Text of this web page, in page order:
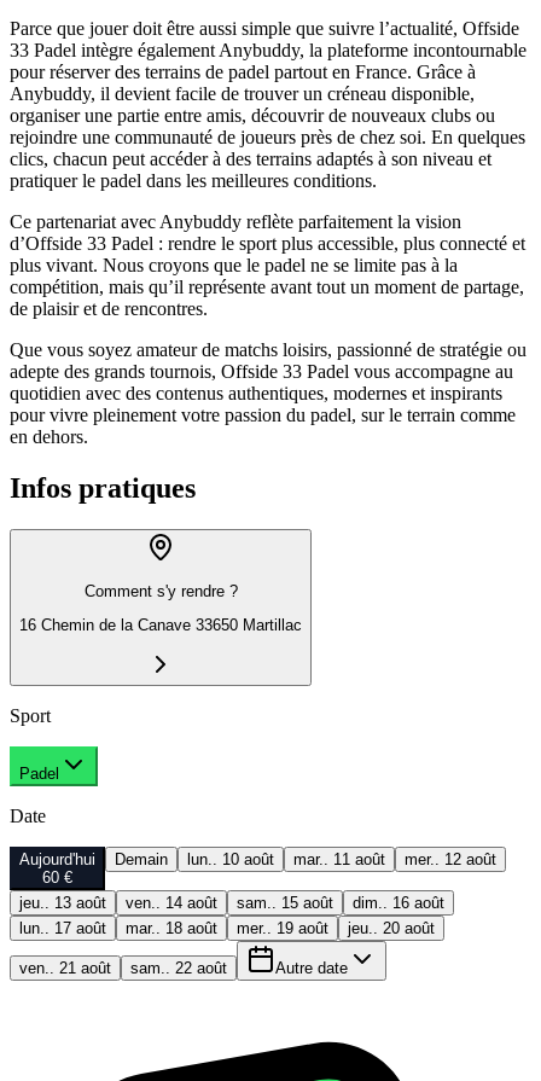
Parce que jouer doit être aussi simple que suivre l’actualité, Offside
33 Padel intègre également Anybuddy, la plateforme incontournable
pour réserver des terrains de padel partout en France. Grâce à
Anybuddy, il devient facile de trouver un créneau disponible,
organiser une partie entre amis, découvrir de nouveaux clubs ou
rejoindre une communauté de joueurs près de chez soi. En quelques
clics, chacun peut accéder à des terrains adaptés à son niveau et
pratiquer le padel dans les meilleures conditions.
Ce partenariat avec Anybuddy reflète parfaitement la vision
d’Offside 33 Padel : rendre le sport plus accessible, plus connecté et
plus vivant. Nous croyons que le padel ne se limite pas à la
compétition, mais qu’il représente avant tout un moment de partage,
de plaisir et de rencontres.
Que vous soyez amateur de matchs loisirs, passionné de stratégie ou
adepte des grands tournois, Offside 33 Padel vous accompagne au
quotidien avec des contenus authentiques, modernes et inspirants
pour vivre pleinement votre passion du padel, sur le terrain comme
en dehors.
Infos pratiques
Comment s'y rendre ?
16 Chemin de la Canave 33650 Martillac
Sport
Padel
Date
Aujourd'hui
60 €
Demain lun.. 10 août mar.. 11 août mer.. 12 août
jeu.. 13 août ven.. 14 août sam.. 15 août
dim.. 16 août
lun.. 17 août
mar.. 18 août mer.. 19 août jeu.. 20 août
ven.. 21 août sam.. 22 août Autre date